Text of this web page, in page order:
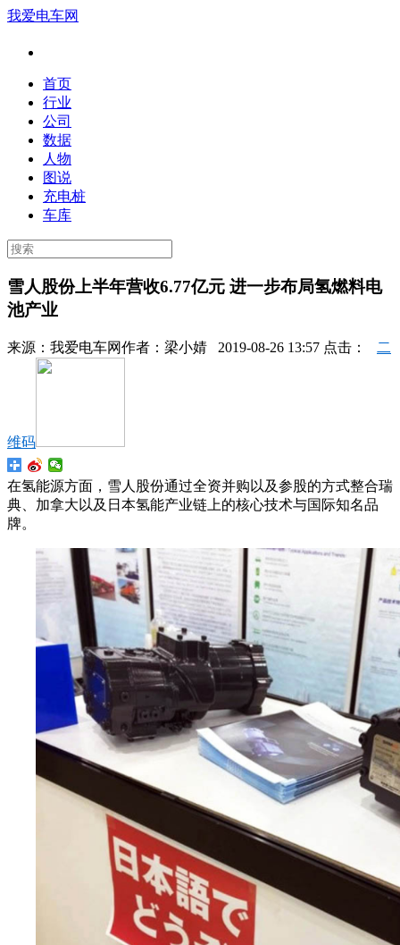
我爱电车网
首页
行业
公司
数据
人物
图说
充电桩
车库
雪人股份上半年营收6.77亿元 进一步布局氢燃料电
池产业
来源： 我爱电车网作者： 梁小婧 2019-08-26 13:57 点击： 二
维码
在氢能源方面，雪人股份通过全资并购以及参股的方式整合瑞
典、加拿大以及日本氢能产业链上的核心技术与国际知名品
牌。